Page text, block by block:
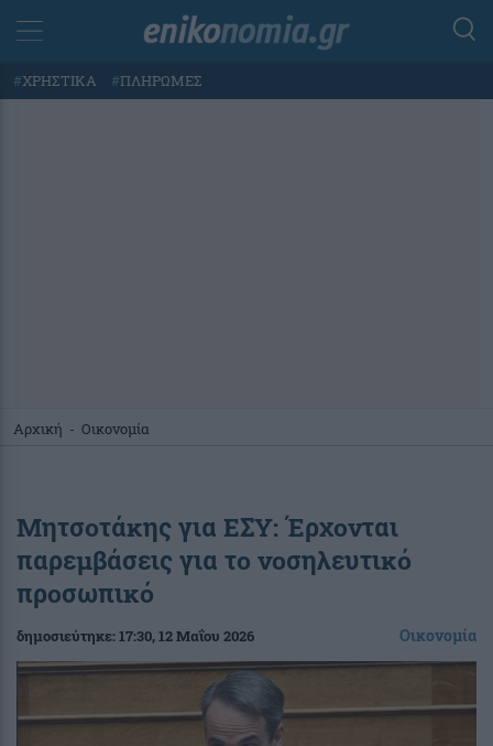
#ΧΡΗΣΤΙΚΑ #ΠΛΗΡΩΜΕΣ
Αρχική - Οικονομία
Mητσοτάκης για ΕΣΥ: Έρχονται
παρεμβάσεις για το νοσηλευτικό
προσωπικό
δημοσιεύτηκε:17:30, 12 Μαΐου 2026 Οικονομία